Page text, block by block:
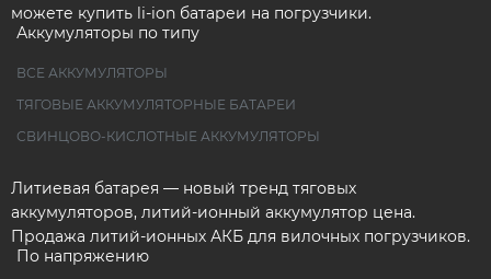
можете купить li-ion батареи на погрузчики.
Аккумуляторы по типу
ВСЕ АККУМУЛЯТОРЫ
ТЯГОВЫЕ АККУМУЛЯТОРНЫЕ БАТАРЕИ
СВИНЦОВО-КИСЛОТНЫЕ АККУМУЛЯТОРЫ
Литиевая батарея — новый тренд тяговых
аккумуляторов, литий-ионный аккумулятор цена.
Продажа литий-ионных АКБ для вилочных погрузчиков.
По напряжению